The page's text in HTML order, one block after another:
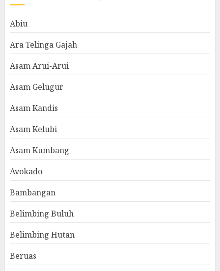
Abiu
Ara Telinga Gajah
Asam Arui-Arui
Asam Gelugur
Asam Kandis
Asam Kelubi
Asam Kumbang
Avokado
Bambangan
Belimbing Buluh
Belimbing Hutan
Beruas